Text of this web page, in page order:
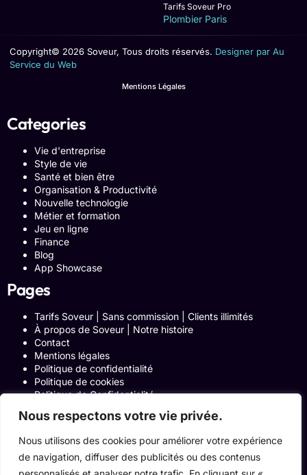
Nous respectons votre vie privée.
Nous utilisons des cookies pour améliorer votre expérience
de navigation, diffuser des publicités ou des contenus
Tarifs Soveur Pro
Plombier Paris
Copyright© 2026 Soveur, Tous droits réservés. Designer par Au
Service du Web
Mentions Légales
Categories
Vie d'entreprise
Style de vie
Santé et bien être
Organisation & Productivité
Nouvelle technologie
Métier et formation
Jeu en ligne
Finance
Blog
App Showcase
Pages
Tarifs Soveur | Sans commission | Clients illimités
À propos de Soveur | Notre histoire
Contact
Mentions légales
Politique de confidentialité
Politique de cookies
Politique de Confidentialité
Blog
Programme Affiliation
Conditions générales d’utilisation